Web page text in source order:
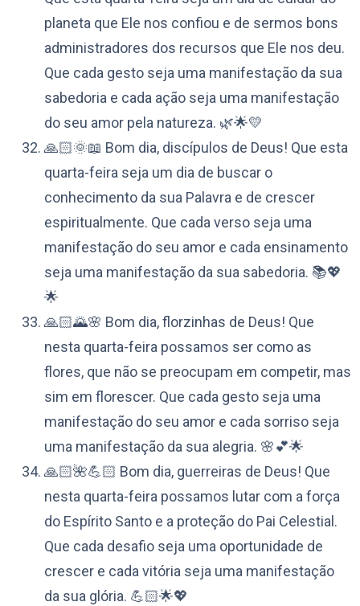
planeta que Ele nos confiou e de sermos bons
administradores dos recursos que Ele nos deu.
Que cada gesto seja uma manifestação da sua
sabedoria e cada ação seja uma manifestação
do seu amor pela natureza. 🌿🌟💛
🙏🏻🌞📖 Bom dia, discípulos de Deus! Que esta
quarta-feira seja um dia de buscar o
conhecimento da sua Palavra e de crescer
espiritualmente. Que cada verso seja uma
manifestação do seu amor e cada ensinamento
seja uma manifestação da sua sabedoria. 📚💖
🌟
🙏🏻🌄🌸 Bom dia, florzinhas de Deus! Que
nesta quarta-feira possamos ser como as
flores, que não se preocupam em competir, mas
sim em florescer. Que cada gesto seja uma
manifestação do seu amor e cada sorriso seja
uma manifestação da sua alegria. 🌸💕🌟
🙏🏻🌺💪🏻 Bom dia, guerreiras de Deus! Que
nesta quarta-feira possamos lutar com a força
do Espírito Santo e a proteção do Pai Celestial.
Que cada desafio seja uma oportunidade de
crescer e cada vitória seja uma manifestação
da sua glória. 💪🏻🌟💖